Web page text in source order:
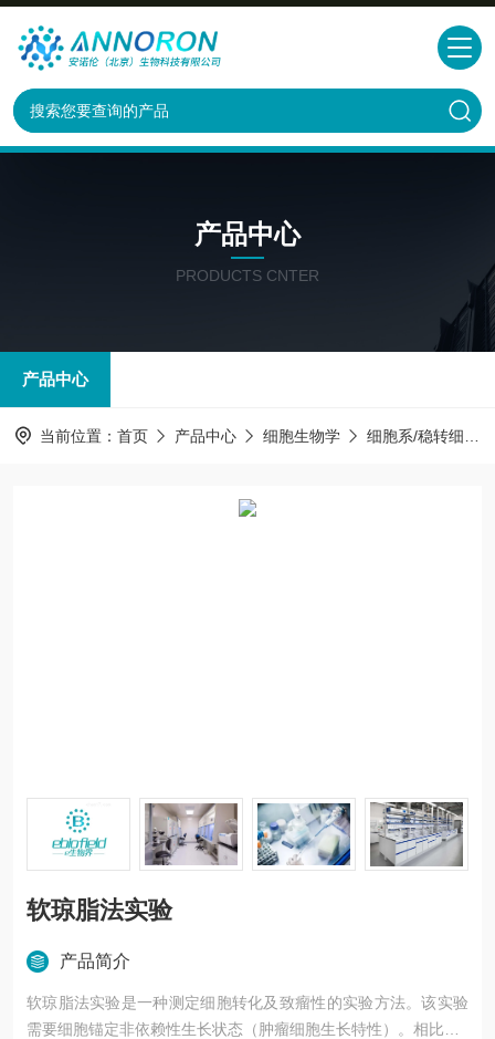
产品中心
PRODUCTS CNTER
产品中心
当前位置： 首页 产品中心 细胞生物学 细胞系/稳转细胞株株构建
软琼脂法实验
产品简介
软琼脂法实验是一种测定细胞转化及致瘤性的实验方法。该实验
需要细胞锚定非依赖性生长状态（肿瘤细胞生长特性）。相比于2